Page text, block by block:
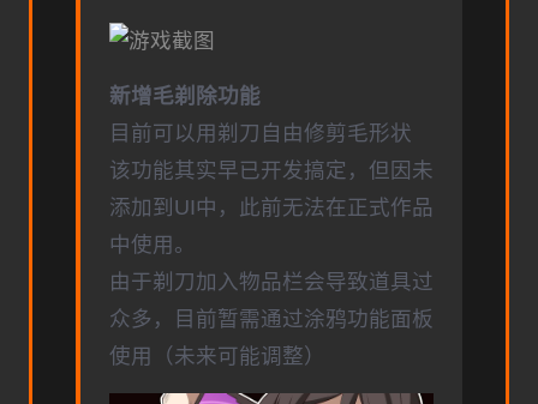
新增毛剃除功能
目前可以用剃刀自由修剪毛形状
该功能其实早已开发搞定，但因未
添加到UI中，此前无法在正式作品
中使用。
由于剃刀加入物品栏会导致道具过
众多，目前暂需通过涂鸦功能面板
使用（未来可能调整）